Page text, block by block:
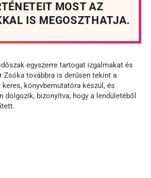
MOST AZ
IS MEGOSZTHATJA.
egyszerre tartogat izgalmakat és
Zsóka továbbra is derűsen tekint a
könyvbemutatóra készül, és
dolgozik, bizonyítva, hogy a lendületéből